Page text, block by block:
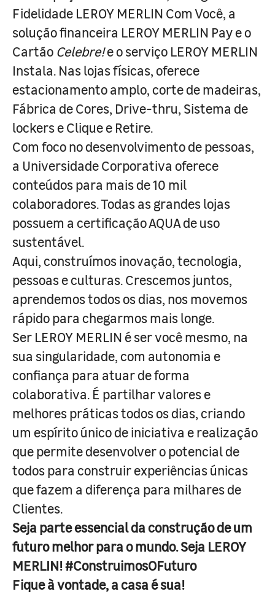
Fidelidade LEROY MERLIN Com Você, a
solução financeira LEROY MERLIN Pay e o
Cartão Celebre!e o serviço LEROY MERLIN
Instala. Nas lojas físicas, oferece
estacionamento amplo, corte de madeiras,
Fábrica de Cores, Drive-thru, Sistema de
lockers e Clique e Retire.
Com foco no desenvolvimento de pessoas,
a Universidade Corporativa oferece
conteúdos para mais de 10 mil
colaboradores. Todas as grandes lojas
possuem a certificação AQUA de uso
sustentável.
Aqui, construímos inovação, tecnologia,
pessoas e culturas. Crescemos juntos,
aprendemos todos os dias, nos movemos
rápido para chegarmos mais longe.
Ser LEROY MERLIN é ser você mesmo, na
sua singularidade, com autonomia e
confiança para atuar de forma
colaborativa. É partilhar valores e
melhores práticas todos os dias, criando
um espírito único de iniciativa e realização
que permite desenvolver o potencial de
todos para construir experiências únicas
que fazem a diferença para milhares de
Clientes.
Seja parte essencial da construção de um
futuro melhor para o mundo. Seja LEROY
MERLIN! #ConstruimosOFuturo
Fique à vontade, a casa é sua!